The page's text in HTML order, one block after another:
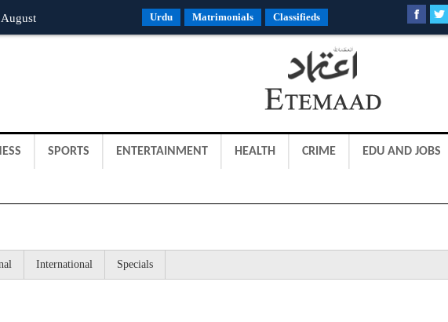
Urdu Matrimonials Classifieds
SPORTS ENTERTAINMENT HEALTH CRIME EDU AND JOBS
International Specials